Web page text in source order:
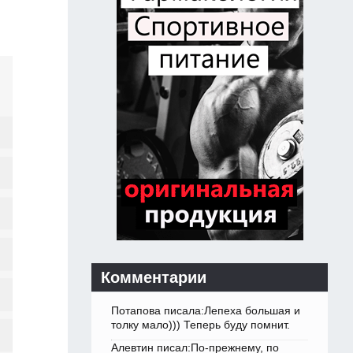
Комментарии
Потапова писала:Лепеха большая и
толку мало))) Теперь буду помнит.
Алевтин писал:По-прежнему, по